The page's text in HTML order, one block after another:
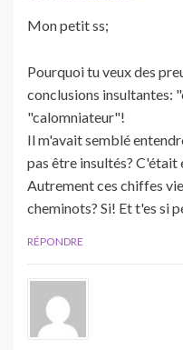
Mon petit ss;
Pourquoi tu veux des
conclusions insultantes:
"calomniateur"!
Il m'avait semblé
pas être insultés? C'était
Autrement ces chiffes
cheminots? Si! Et t'es si
RÉPONDRE